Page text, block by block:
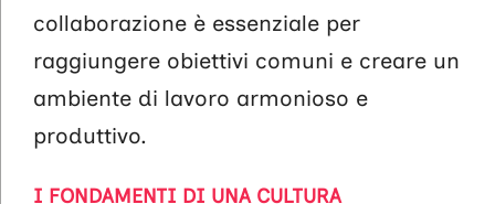
collaborazione è essenziale per
raggiungere obiettivi comuni e creare un
ambiente di lavoro armonioso e
produttivo.
I FONDAMENTI DI UNA CULTURA